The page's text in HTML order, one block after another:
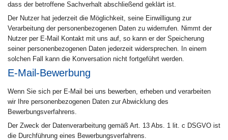
dass der betroffene Sachverhalt abschließend geklärt ist.
Der Nutzer hat jederzeit die Möglichkeit, seine Einwilligung zur
Verarbeitung der personenbezogenen Daten zu widerrufen. Nimmt der
Nutzer per E-Mail Kontakt mit uns auf, so kann er der Speicherung
seiner personenbezogenen Daten jederzeit widersprechen. In einem
solchen Fall kann die Konversation nicht fortgeführt werden.
E-Mail-Bewerbung
Wenn Sie sich per E-Mail bei uns bewerben, erheben und verarbeiten
wir Ihre personenbezogenen Daten zur Abwicklung des
Bewerbungsverfahrens.
Der Zweck der Datenverarbeitung gemäß Art. 13 Abs. 1 lit. c DSGVO ist
die Durchführung eines Bewerbungsverfahrens.